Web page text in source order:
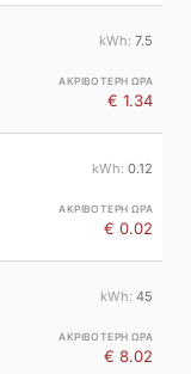
7.5
€ 1.34
0.12
€ 0.02
45
€ 8.02